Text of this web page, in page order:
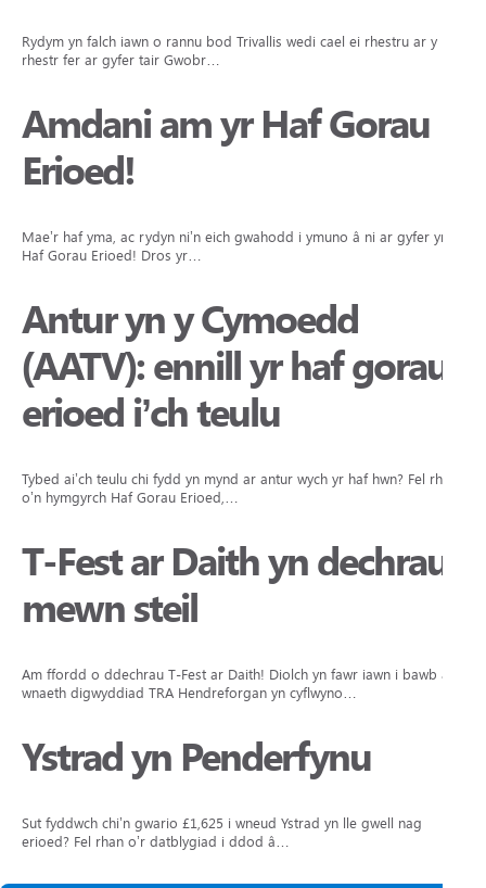
Rydym yn falch iawn o rannu bod Trivallis wedi cael ei rhestru ar y
rhestr fer ar gyfer tair Gwobr…
Amdani am yr Haf Gorau
Erioed!
Mae’r haf yma, ac rydyn ni’n eich gwahodd i ymuno â ni ar gyfer yr
Haf Gorau Erioed! Dros yr…
Antur yn y Cymoedd
(AATV): ennill yr haf gorau
erioed i’ch teulu
Tybed ai’ch teulu chi fydd yn mynd ar antur wych yr haf hwn? Fel rhan
o’n hymgyrch Haf Gorau Erioed,…
T-Fest ar Daith yn dechrau
mewn steil
Am ffordd o ddechrau T-Fest ar Daith! Diolch yn fawr iawn i bawb a
wnaeth digwyddiad TRA Hendreforgan yn cyflwyno…
Ystrad yn Penderfynu
Sut fyddwch chi’n gwario £1,625 i wneud Ystrad yn lle gwell nag
erioed? Fel rhan o’r datblygiad i ddod â…